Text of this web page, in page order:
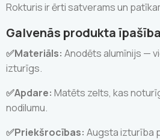
Rokturis ir ērti satverams un
Galvenās produkta
✅Materiāls: Anodēts alumīnijs —
izturīgs.
✅Apdare: Matēts zelts, kas
nodilumu.
✅Priekšrocības: Augsta izturība